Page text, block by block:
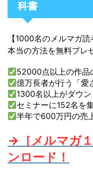
科書
【1000名のメルマガ
本当の方法を無料プレ
52000点以上の作品
億万長者が行う「愛
1300名以上がダウン
セミナーに152名を
半年で600万円の売
→［メルマガ
ンロード！